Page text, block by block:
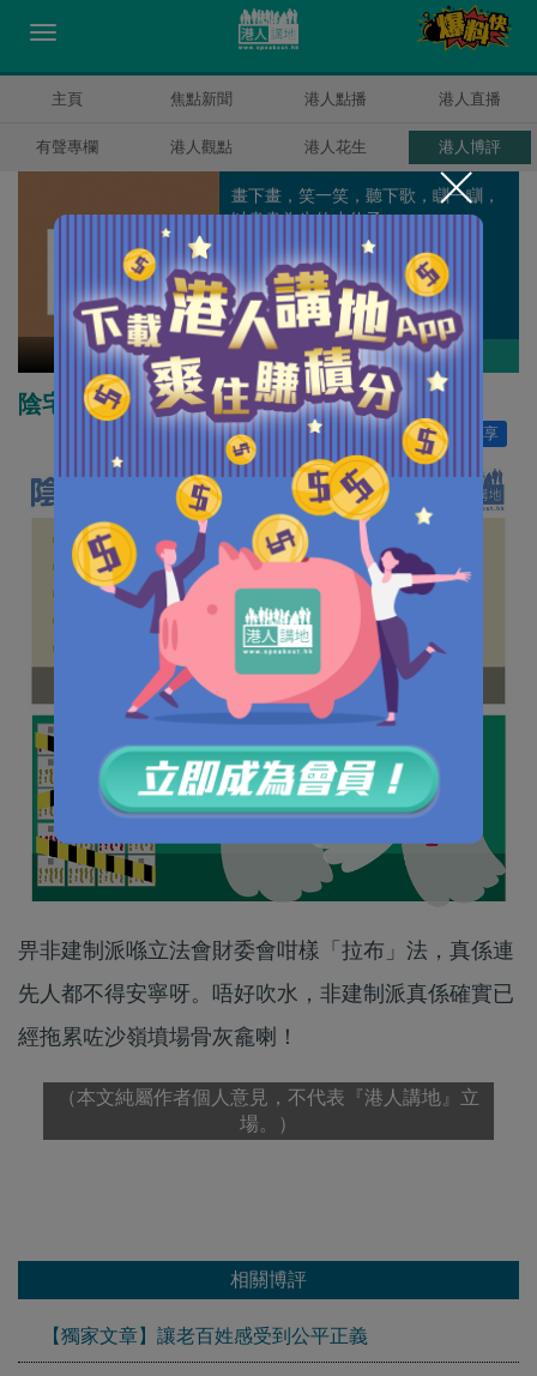
主頁 焦點新聞 港人點播 港人直播
有聲專欄 港人觀點 港人花生 港人博評
K2
畫下畫，笑一笑，聽下歌，瞓一瞓，
以畫畫為生的小伙子。
作者其他博評
陰宅陽宅都要等？
分享
讚好 0
畀非建制派喺立法會財委會咁樣「拉布」法，真係連
先人都不得安寧呀。唔好吹水，非建制派真係確實已
經拖累咗沙嶺墳場骨灰龕喇！
（本文純屬作者個人意見，不代表『港人講地』立
場。）
相關博評
【獨家文章】讓老百姓感受到公平正義